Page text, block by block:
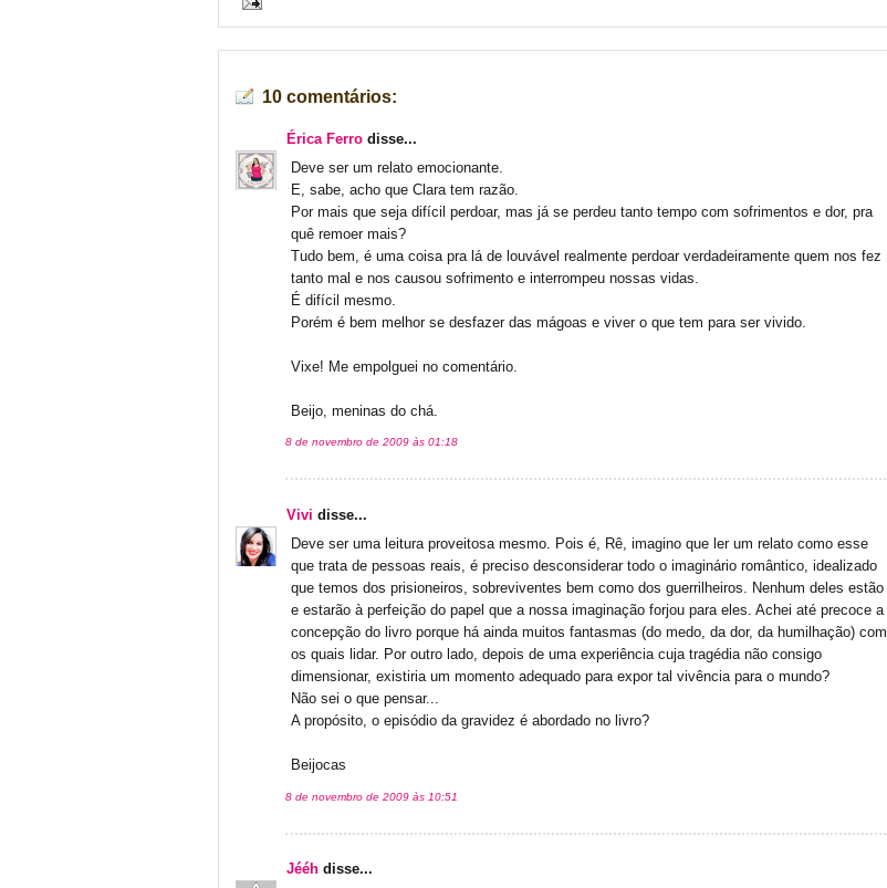
10 comentários:
Érica Ferro disse...
Deve ser um relato emocionante.
E, sabe, acho que Clara tem razão.
Por mais que seja difícil perdoar, mas já se perdeu tanto tempo com sofrimentos e dor, pra
quê remoer mais?
Tudo bem, é uma coisa pra lá de louvável realmente perdoar verdadeiramente quem nos fez
tanto mal e nos causou sofrimento e interrompeu nossas vidas.
É difícil mesmo.
Porém é bem melhor se desfazer das mágoas e viver o que tem para ser vivido.
Vixe! Me empolguei no comentário.
Beijo, meninas do chá.
8 de novembro de 2009 às 01:18
Vivi disse...
Deve ser uma leitura proveitosa mesmo. Pois é, Rê, imagino que ler um relato como esse
que trata de pessoas reais, é preciso desconsiderar todo o imaginário romântico, idealizado
que temos dos prisioneiros, sobreviventes bem como dos guerrilheiros. Nenhum deles estão
e estarão à perfeição do papel que a nossa imaginação forjou para eles. Achei até precoce a
concepção do livro porque há ainda muitos fantasmas (do medo, da dor, da humilhação) com
os quais lidar. Por outro lado, depois de uma experiência cuja tragédia não consigo
dimensionar, existiria um momento adequado para expor tal vivência para o mundo?
Não sei o que pensar...
A propósito, o episódio da gravidez é abordado no livro?
Beijocas
8 de novembro de 2009 às 10:51
Jééh disse...